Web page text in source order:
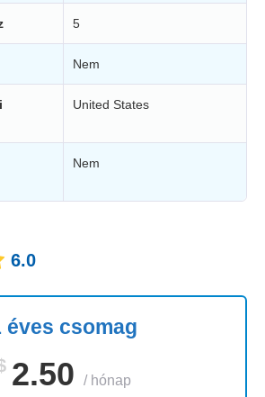
5
Nem
United States
Nem
6.0
éves csomag
2.50 / hónap